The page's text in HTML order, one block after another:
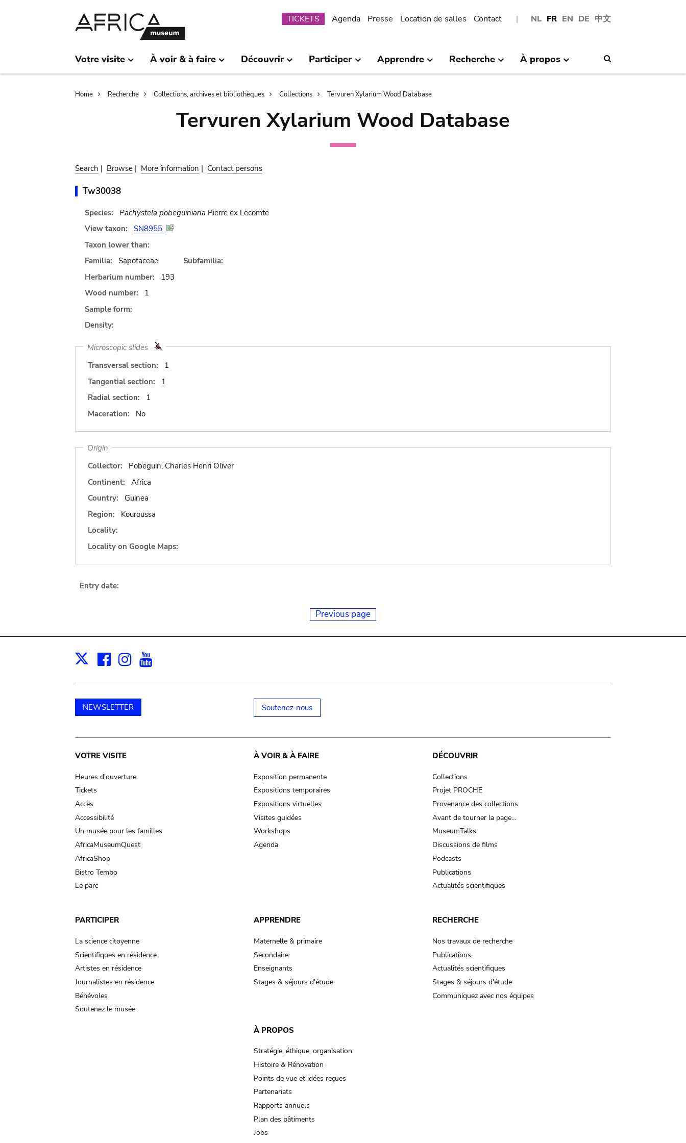
NL FR EN DE 中文
Submenu
TICKETS Agenda Presse Location de salles Contact
Votre visite À voir & à faire Découvrir Participer Apprendre Recherche À propos
Breadcrumb
Home Recherche Collections, archives et bibliothèques Collections Tervuren Xylarium Wood Database
Tervuren Xylarium Wood Database
Search | Browse | More information | Contact persons
Tw30038
Species: Pachystela pobeguiniana Pierre ex Lecomte
View taxon:
SN8955
Taxon lower than:
Familia:
Sapotaceae
Subfamilia:
Herbarium number:
193
Wood number:
1
Sample form:
Density:
Microscopic slides
Transversal section:
1
Tangential section:
1
Radial section:
1
Maceration:
No
Origin
Collector:
Pobeguin, Charles Henri Oliver
Continent:
Africa
Country:
Guinea
Region:
Kouroussa
Locality:
Locality on Google Maps:
Entry date:
Previous page
X Facebook
Instagram
NEWSLETTER Soutenez-nous
Main
navigation
VOTRE VISITE
Heures d'ouverture
Tickets
Accès
Accessibilité
Un musée pour les familles
AfricaMuseumQuest
AfricaShop
Bistro Tembo
Le parc
À VOIR & À FAIRE
Exposition permanente
Expositions temporaires
Expositions virtuelles
Visites guidées
Workshops
Agenda
DÉCOUVRIR
Collections
Projet PROCHE
Provenance des collections
Avant de tourner la page…
MuseumTalks
Discussions de films
Podcasts
Publications
Actualités scientifiques
PARTICIPER
La science citoyenne
Scientifiques en résidence
Artistes en résidence
Journalistes en résidence
Bénévoles
Soutenez le musée
APPRENDRE
Maternelle & primaire
Secondaire
Enseignants
Stages & séjours d'étude
RECHERCHE
Nos travaux de recherche
Publications
Actualités scientifiques
Stages & séjours d'étude
Communiquez avec nos équipes
À PROPOS
Stratégie, éthique, organisation
Histoire & Rénovation
Points de vue et idées reçues
Partenariats
Rapports annuels
Plan des bâtiments
Jobs